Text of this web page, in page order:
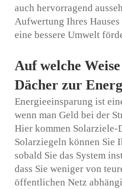
auch hervorragend
Aufwertung Ihres
eine bessere Umwelt
Auf welche
Dächer zur
Energieeinsparung ist
wenn man Geld bei der
Hier kommen Solarziele-
Solarziegeln können Sie
sobald Sie das System
dass Sie weniger von
öffentlichen Netz